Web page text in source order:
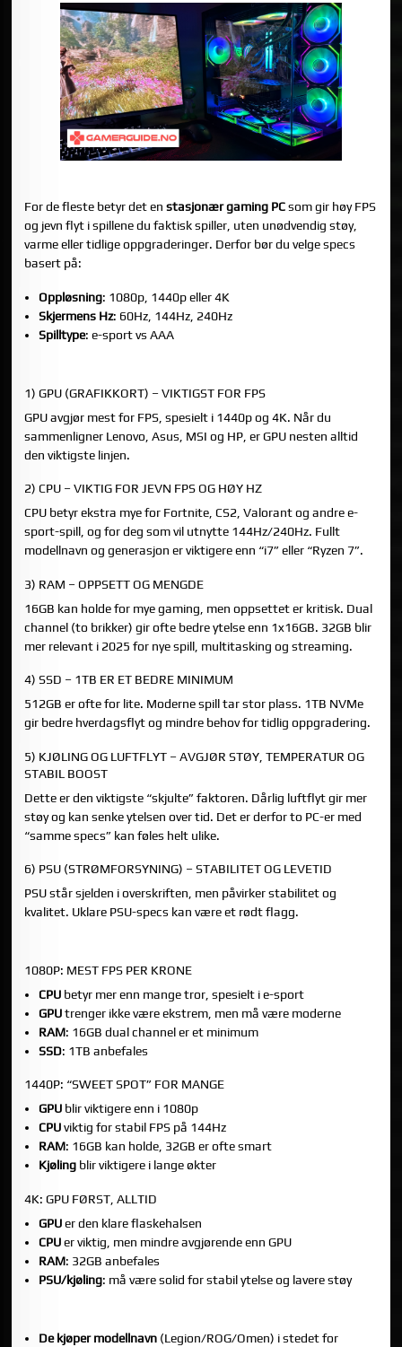
For de fleste betyr det enstasjonær gaming PCsom gir høy FPS
og jevn flyt i spillene du faktisk spiller, uten unødvendig støy,
varme eller tidlige oppgraderinger. Derfor bør du velge specs
basert på:
Oppløsning: 1080p, 1440p eller 4K
Skjermens Hz: 60Hz, 144Hz, 240Hz
Spilltype: e-sport vs AAA
1) GPU (GRAFIKKORT) – VIKTIGST FOR FPS
GPU avgjør mest for FPS, spesielt i 1440p og 4K. Når du
sammenligner Lenovo, Asus, MSI og HP, er GPU nesten alltid
den viktigste linjen.
2) CPU – VIKTIG FOR JEVN FPS OG HØY HZ
CPU betyr ekstra mye for Fortnite, CS2, Valorant og andre e-
sport-spill, og for deg som vil utnytte 144Hz/240Hz. Fullt
modellnavn og generasjon er viktigere enn “i7” eller “Ryzen 7”.
3) RAM – OPPSETT OG MENGDE
16GB kan holde for mye gaming, men oppsettet er kritisk. Dual
channel (to brikker) gir ofte bedre ytelse enn 1x16GB. 32GB blir
mer relevant i 2025 for nye spill, multitasking og streaming.
4) SSD – 1TB ER ET BEDRE MINIMUM
512GB er ofte for lite. Moderne spill tar stor plass. 1TB NVMe
gir bedre hverdagsflyt og mindre behov for tidlig oppgradering.
5) KJØLING OG LUFTFLYT – AVGJØR STØY, TEMPERATUR OG
STABIL BOOST
Dette er den viktigste “skjulte” faktoren. Dårlig luftflyt gir mer
støy og kan senke ytelsen over tid. Det er derfor to PC-er med
“samme specs” kan føles helt ulike.
6) PSU (STRØMFORSYNING) – STABILITET OG LEVETID
PSU står sjelden i overskriften, men påvirker stabilitet og
kvalitet. Uklare PSU-specs kan være et rødt flagg.
1080P: MEST FPS PER KRONE
CPUbetyr mer enn mange tror, spesielt i e-sport
GPUtrenger ikke være ekstrem, men må være moderne
RAM: 16GB dual channel er et minimum
SSD: 1TB anbefales
1440P: “SWEET SPOT” FOR MANGE
GPUblir viktigere enn i 1080p
CPUviktig for stabil FPS på 144Hz
RAM: 16GB kan holde, 32GB er ofte smart
Kjølingblir viktigere i lange økter
4K: GPU FØRST, ALLTID
GPUer den klare flaskehalsen
CPUer viktig, men mindre avgjørende enn GPU
RAM: 32GB anbefales
PSU/kjøling: må være solid for stabil ytelse og lavere støy
De kjøper modellnavn(Legion/ROG/Omen) i stedet for